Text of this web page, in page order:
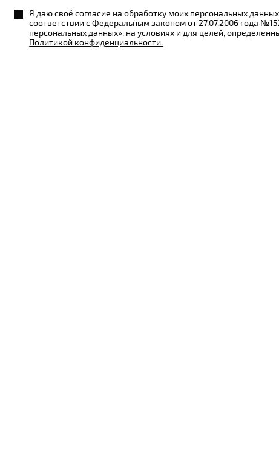
Я даю своё согласие на обработку моих персональных
соответствии с Федеральным законом от 27.07.2006 года
персональных данных», на условиях и для целей,
Политикой конфиденциальности.